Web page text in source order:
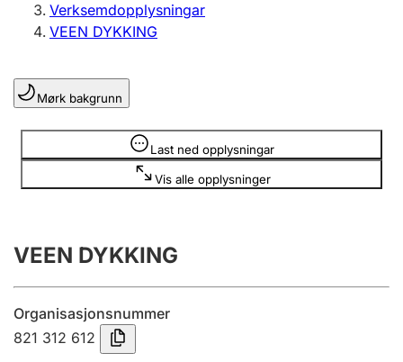
Enkeltpersonføretak
Registrere, endre, slette
Lag og foreining
Registrere, endre, slette
Innsending og forseinkingsgebyr
Tinglysing
Verksemdopplysningar
VEEN DYKKING
Mørk bakgrunn
Last ned opplysningar
Vis alle opplysninger
Opplysninger er skjult
VEEN DYKKING
Organisasjonsnummer
821 312 612